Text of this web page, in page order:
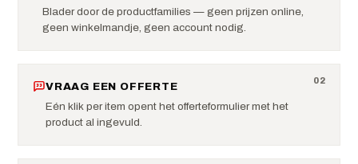
Blader door de productfamilies — geen prijzen online,
geen winkelmandje, geen account nodig.
02
VRAAG EEN OFFERTE
Eén klik per item opent het offerteformulier met het
product al ingevuld.